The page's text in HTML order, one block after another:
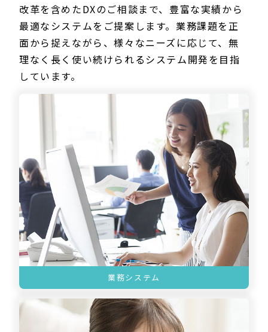
改革を含めたDXのご相談まで、豊富な実績から
最適なシステムをご提案します。業務課題を正
面から捉えながら、様々なニーズに応じて、無
理なく長く使い続けられるシステム開発を目指
しています。
業務システム